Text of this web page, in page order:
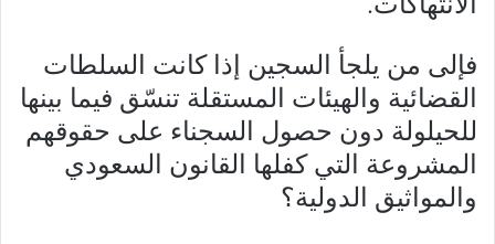
فإلى من يلجأ السجين إذا كانت السلطات
القضائية والهيئات المستقلة تنسّق فيما بينها
للحيلولة دون حصول السجناء على حقوقهم
المشروعة التي كفلها القانون السعودي
والمواثيق الدولية؟